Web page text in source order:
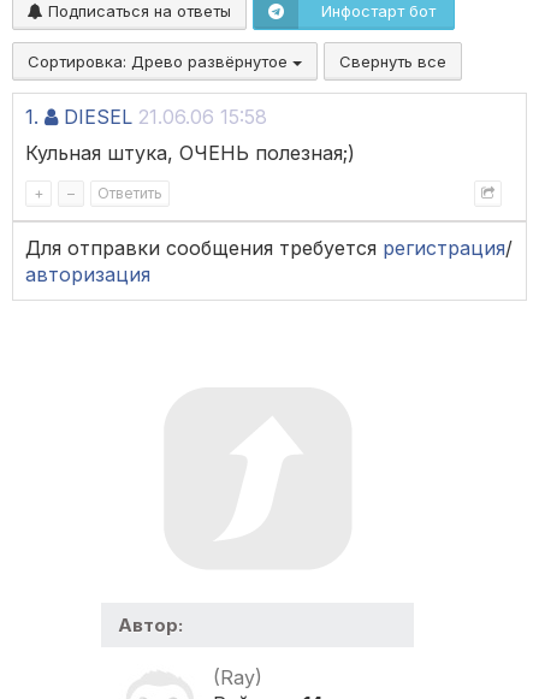
Подписаться на ответы Инфостарт бот
Сортировка: Древо развёрнутое Свернуть все
1. DIESEL 21.06.06 15:58
Кульная штука, ОЧЕНЬ полезная;)
+ – Ответить
Для отправки сообщения требуется регистрация/
авторизация
Автор:
(Ray)